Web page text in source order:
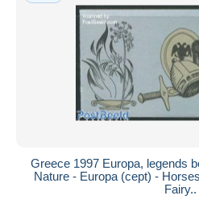
Greece 1997 Europa, legends
Nature - Europa (cept) -
Fairy..